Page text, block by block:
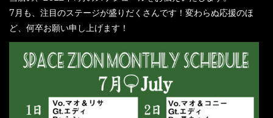
7月も、注目のステージが盛りだくさんです！変わらぬ応援のほ
ど、何卒お願い申し上げます！